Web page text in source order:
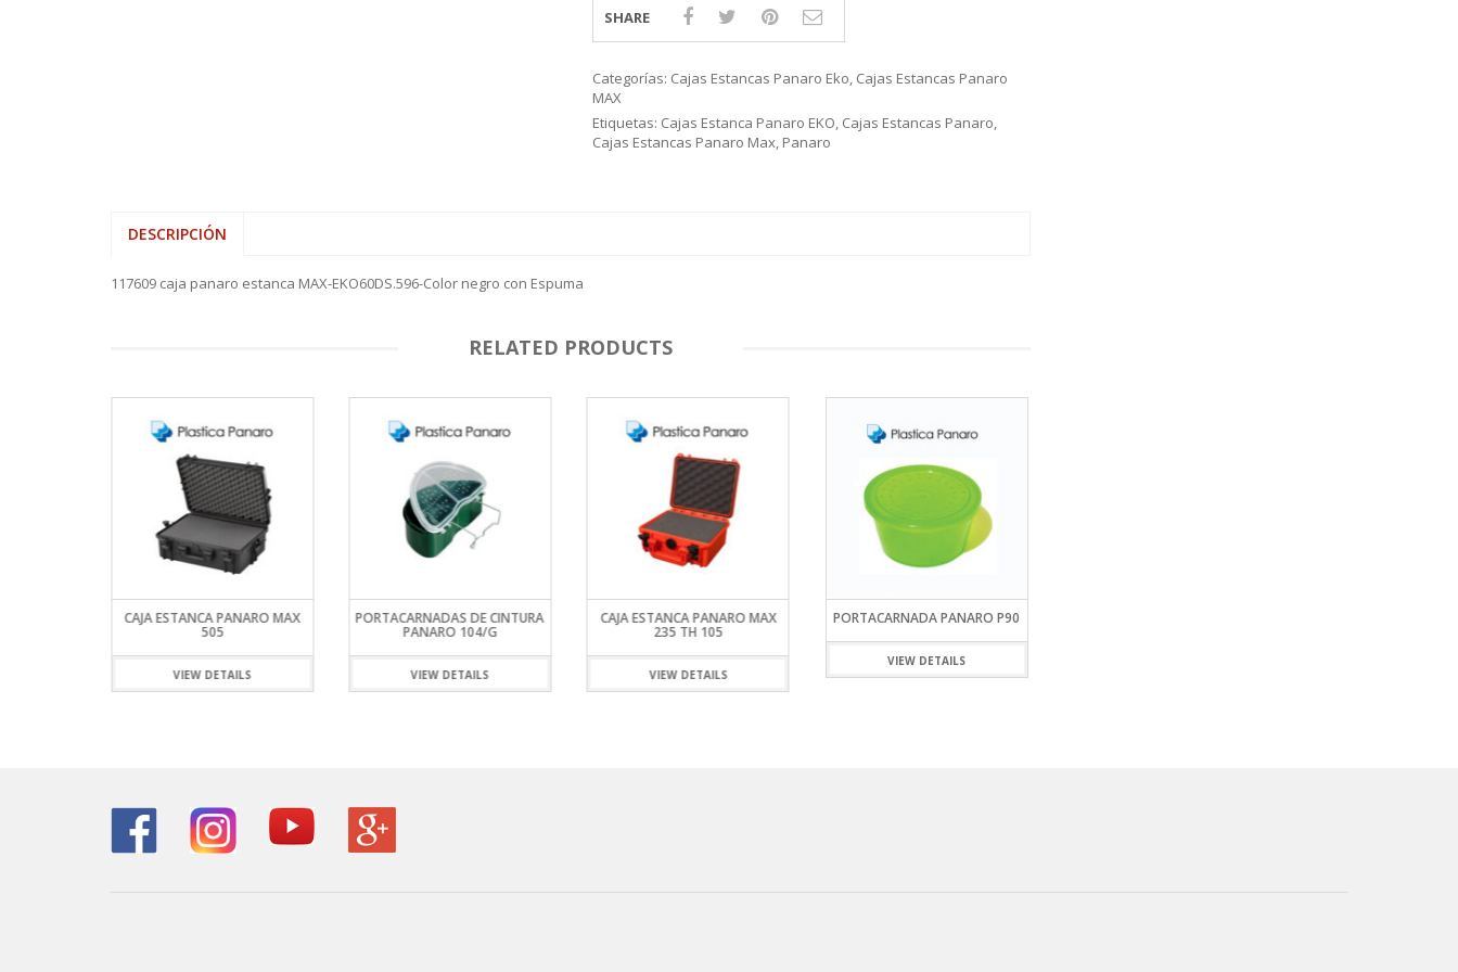
SHARE
Categorías: Cajas Estancas Panaro Eko, Cajas Estancas Panaro
MAX
Etiquetas: Cajas Estanca Panaro EKO, Cajas Estancas Panaro,
Cajas Estancas Panaro Max, Panaro
DESCRIPCIÓN
117609 caja panaro estanca MAX-EKO60DS.596-Color negro con Espuma
RELATED PRODUCTS
CAJA ESTANCA PANARO MAX
505
VIEW DETAILS
PORTACARNADAS DE CINTURA
PANARO 104/G
VIEW DETAILS
CAJA ESTANCA PANARO MAX
235 TH 105
VIEW DETAILS
PORTACARNADA PANARO P90
VIEW DETAILS